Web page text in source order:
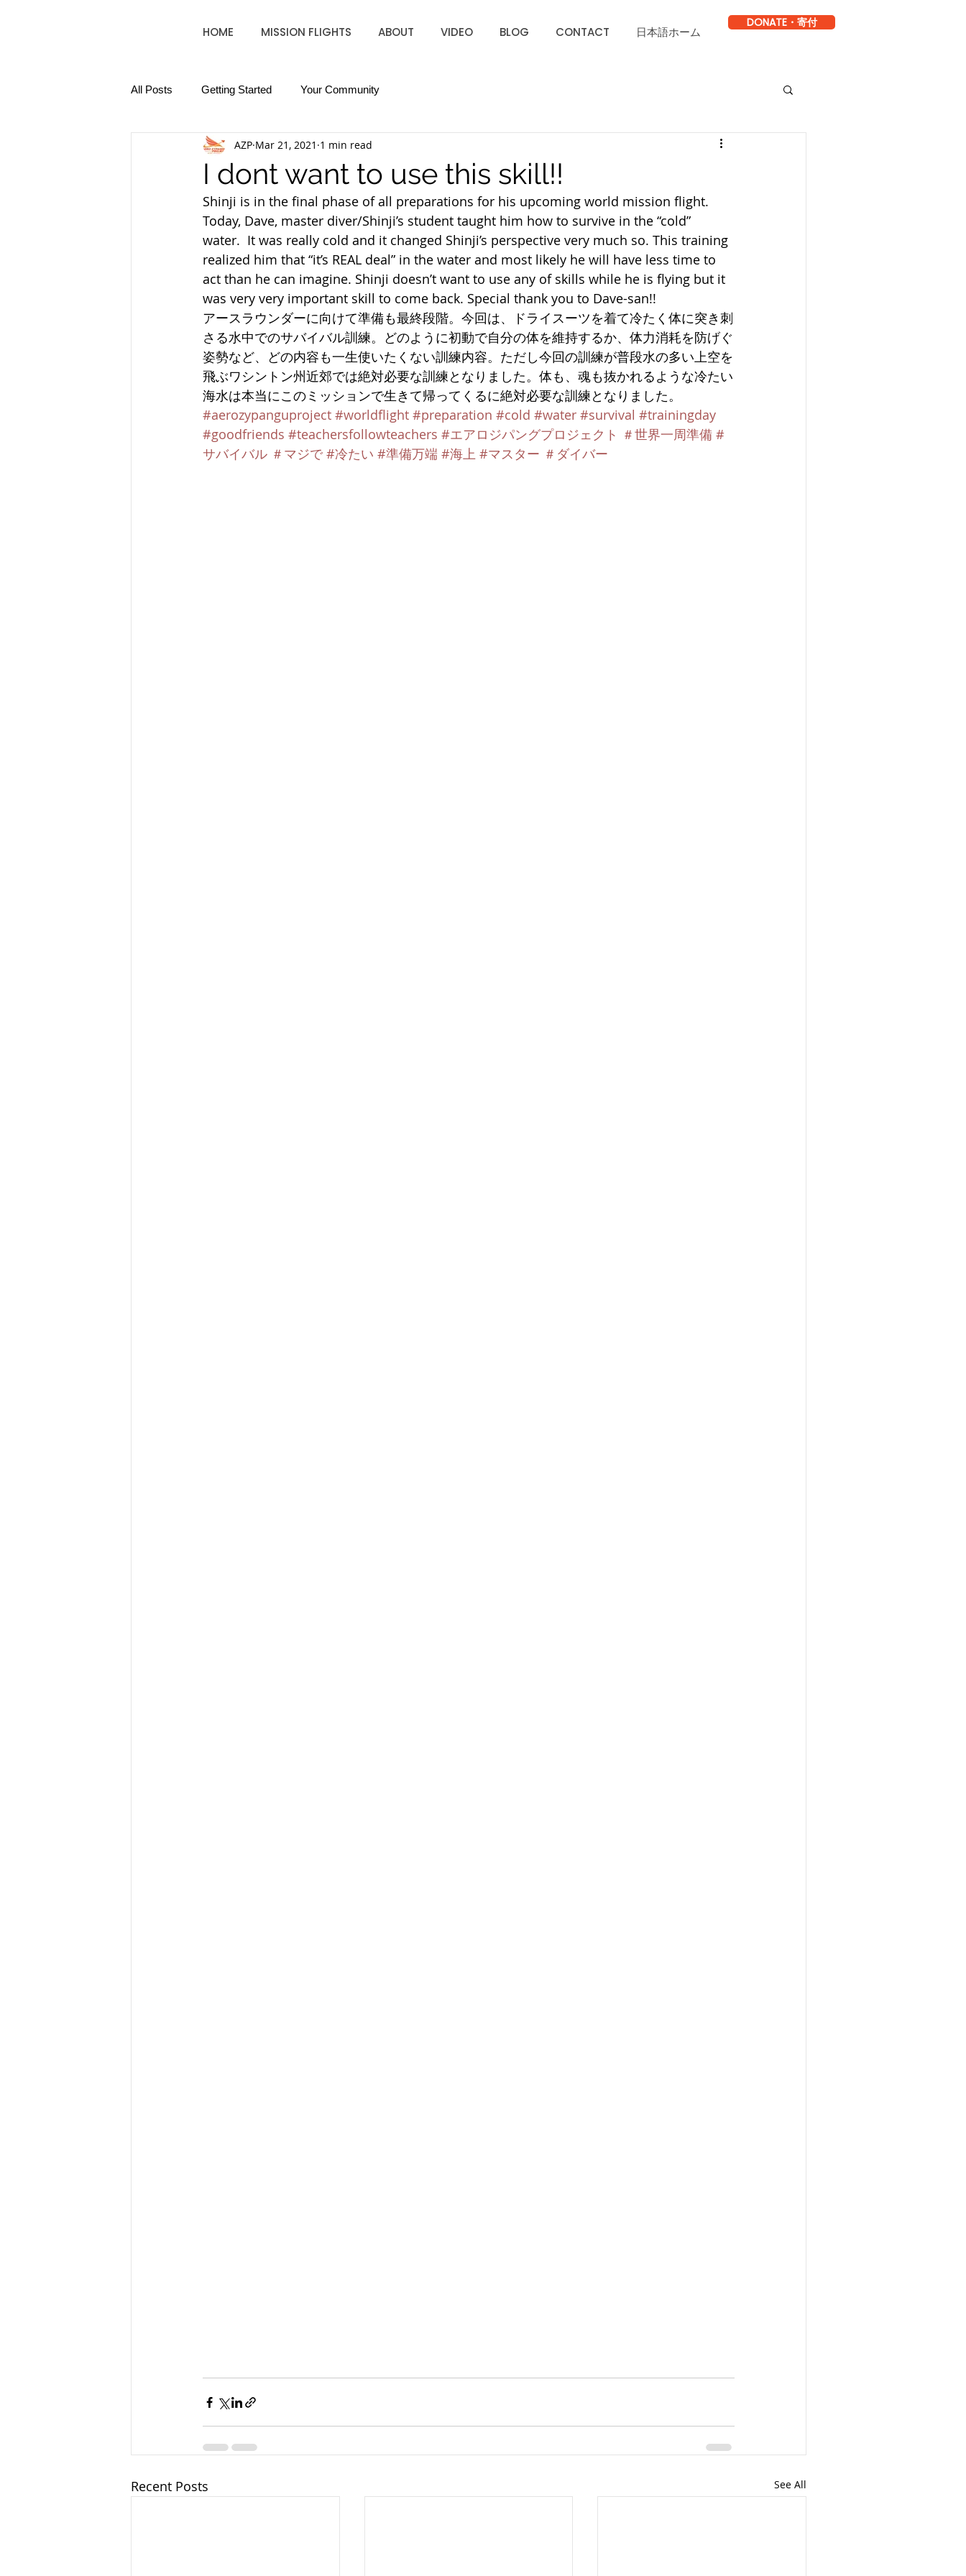
HOME MISSION FLIGHTS ABOUT VIDEO BLOG CONTACT 日本語ホーム
DONATE・寄付
All Posts Getting Started Your Community
I dont want to use this skill!!
AZP Mar 21, 2021 1 min read
Shinji is in the final phase of all preparations for his upcoming world mission flight.
Today, Dave, master diver/Shinji’s student taught him how to survive in the “cold”
water.  It was really cold and it changed Shinji’s perspective very much so. This training
realized him that “it’s REAL deal” in the water and most likely he will have less time to
act than he can imagine. Shinji doesn’t want to use any of skills while he is flying but it
was very very important skill to come back. Special thank you to Dave-san!!
アースラウンダーに向けて準備も最終段階。今回は、ドライスーツを着て冷たく体に突き刺
さる水中でのサバイバル訓練。どのように初動で自分の体を維持するか、体力消耗を防げぐ
姿勢など、どの内容も一生使いたくない訓練内容。ただし今回の訓練が普段水の多い上空を
飛ぶワシントン州近郊では絶対必要な訓練となりました。体も、魂も抜かれるような冷たい
海水は本当にこのミッションで生きて帰ってくるに絶対必要な訓練となりました。
#aerozypanguproject #worldflight #preparation #cold #water #survival #trainingday
#goodfriends #teachersfollowteachers #エアロジパングプロジェクト ＃世界一周準備 #
サバイバル ＃マジで #冷たい #準備万端 #海上 #マスター ＃ダイバー
Recent Posts See All